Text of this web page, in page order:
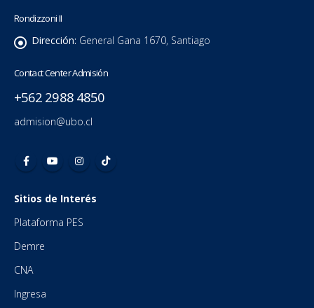
Rondizzoni II
Dirección: General Gana 1670, Santiago
Contact Center Admisión
+562 2988 4850
admision@ubo.cl
Sitios de Interés
Plataforma PES
Demre
CNA
Ingresa